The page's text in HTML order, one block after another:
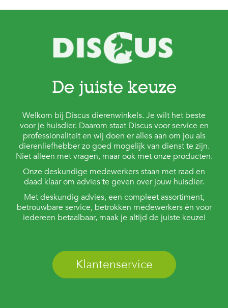
De juiste keuze
Welkom bij Discus dierenwinkels. Je wilt het beste
voor je huisdier. Daarom staat Discus voor service en
professionaliteit en wij doen er alles aan om jou als
dierenliefhebber zo goed mogelijk van dienst te zijn.
Niet alleen met vragen, maar ook met onze producten.
Onze deskundige medewerkers staan met raad en
daad klaar om advies te geven over jouw huisdier.
Met deskundig advies, een compleet assortiment,
betrouwbare service, betrokken medewerkers én voor
iedereen betaalbaar, maak je altijd de juiste keuze!
Klantenservice